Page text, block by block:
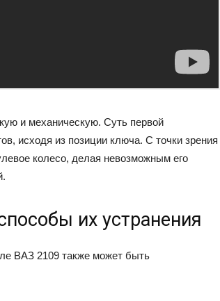
и механическую. Суть первой
исходя из позиции ключа. С точки зрения
колесо, делая невозможным его
их устранения
ВАЗ 2109 также может быть